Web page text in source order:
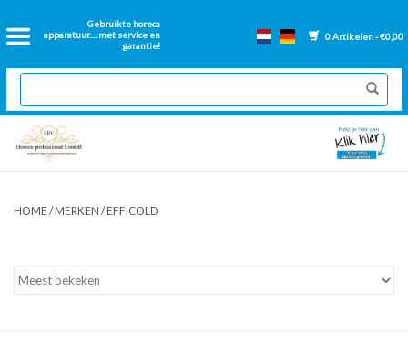
Gebruikte horeca
apparatuur.... met service en
garantie!
0 Artikelen - €0,00
Home
2dehands Horeca
Nieuwe apparatuur
Onderdelen bakwanden
HOME /MERKEN /EFFICOLD